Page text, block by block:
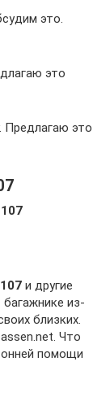
это.
это
Предлагаю это
и другие
из-
близких.
Что
помощи